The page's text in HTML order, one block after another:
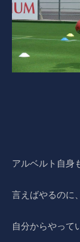
アルベルト自身
言えばやるのに
自分からやって